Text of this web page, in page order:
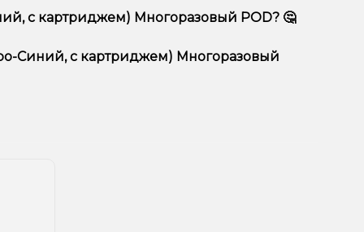
с картриджем) Многоразовый POD? 🤔
учитывайте размер, материал и тип чаши, если
вариант.
Синий, с картриджем) Многоразовый